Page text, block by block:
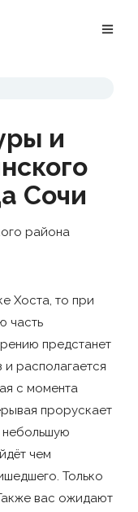
и
Сочи
района
Хоста, то при
часть
предстанет
и располагается
с момента
прорускает
небольшую
чем
Только
вас ожидают